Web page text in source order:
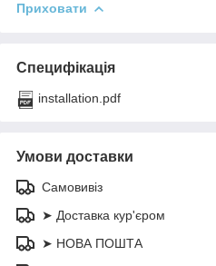
Приховати
Специфікація
installation.pdf
Умови доставки
Самовивіз
➤ Доставка кур'єром
➤ НОВА ПОШТА